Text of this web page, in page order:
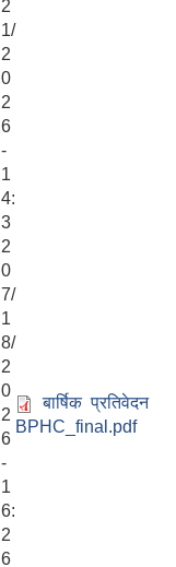
2
1/
2
0
2
6
-
1
4:
3
2
0
7/
1
8/
2
0
2
6
-
1
6:
2
6
बार्षिक प्रतिवेदन
BPHC_final.pdf